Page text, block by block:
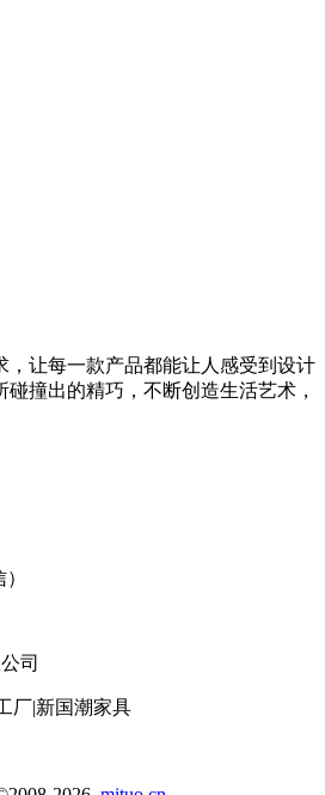
，让每一款产品都能让人感受到设计
撞出的精巧，不断创造生活艺术，
司
厂|新国潮家具